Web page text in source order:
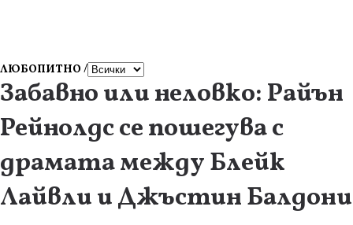
ЛЮБОПИТНО /
Забавно или неловко: Райън
Рейнолдс се пошегува с
драмата между Блейк
Лайвли и Джъстин Балдони